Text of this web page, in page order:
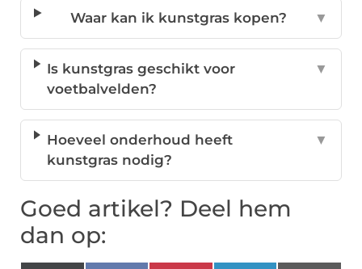
Waar kan ik kunstgras kopen? ▼
Is kunstgras geschikt voor
voetbalvelden?
▼
Hoeveel onderhoud heeft
kunstgras nodig?
▼
Goed artikel? Deel hem
dan op: